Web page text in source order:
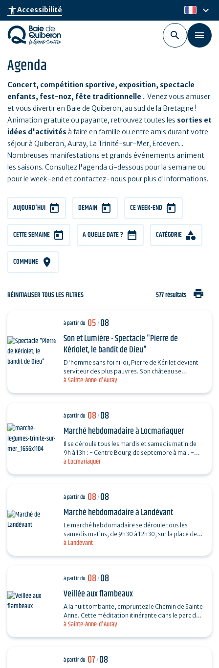
Aller
au
contenu
principal
accessibility_newAccessibilité fr
keyboard_arrow_down
Agenda
Concert, compétition sportive, exposition, spectacle
enfants, fest-noz, fête traditionnelle... Venez vous amuser
et vous divertir en Baie de Quiberon, au sud de la Bretagne !
Animation gratuite ou payante, retrouvez toutes les sorties et
idées d'activités à faire en famille ou entre amis durant votre
séjour à Quiberon, Auray, La Trinité-sur-Mer, Erdeven...
Nombreuses manifestations et grands événements animent
les saisons. Consultez l'agenda ci-dessous pour la semaine ou
pour le week-end et contactez-nous pour plus d'informations.
AUJOURD'HUI DEMAIN CE WEEK-END
CETTE SEMAINE A QUELLE DATE ? CATÉGORIE
COMMUNE
RÉINITIALISER TOUS LES FILTRES 577 résultats print
à Sainte-Anne-d'Auray
à partir du 05/08
Son et Lumière - Spectacle "Pierre de
Kériolet, le bandit de Dieu"
D'homme sans foi ni loi, Pierre de Kérilet devient
serviteur des plus pauvres. Son château se
transforme en refuge, sa vie en offrande.
à Locmariaquer
à partir du 08/08
Marché hebdomadaire à Locmariaquer
Il se déroule tous les mardis et samedis matin de
9h à 13h : - Centre Bourg de septembre à mai. -
Place De Gaulle de juin à août.
à Landévant
à partir du 08/08
Marché hebdomadaire à Landévant
Le marché hebdomadaire se déroule tous les
samedis matins, de 9h30 à 12h30, sur la place de
l'Église (côté parking).
à Sainte-Anne-d'Auray
à partir du 08/08
Veillée aux flambeaux
A la nuit tombante, empruntez le Chemin de Sainte
Anne. Cette méditation itinérante dans le parc du
sanctuaire permet d’arpenter la vie et le
à partir du 07/08